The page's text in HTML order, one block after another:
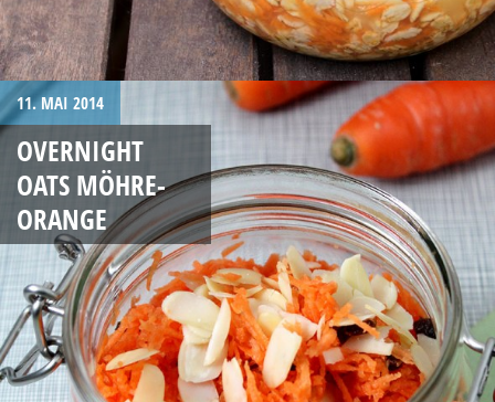
11. MAI 2014
OVERNIGHT
OATS MÖHRE-
ORANGE